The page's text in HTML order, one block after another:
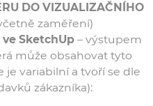
DO VIZUALIZAČNÍHO
zaměření)
ve SketchUp– výstupem
může obsahovat tyto
je variabilní a tvoří se dle
zákazníka):